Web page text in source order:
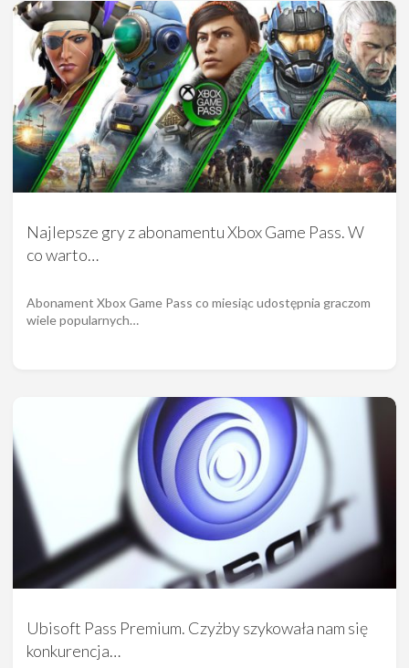
Najlepsze gry z abonamentu Xbox Game Pass. W
co warto…
Abonament Xbox Game Pass co miesiąc udostępnia graczom
wiele popularnych…
Ubisoft Pass Premium. Czyżby szykowała nam się
konkurencja…